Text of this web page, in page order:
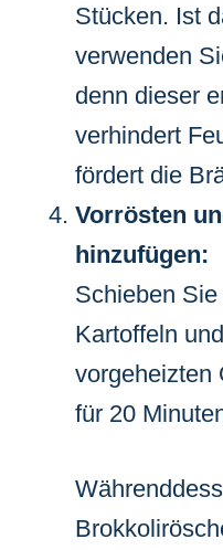
Stücken. Ist
verwenden
denn dieser
verhindert
fördert die
Vorrösten
hinzufügen:
Schieben
Kartoffeln
vorgeheizten
für 20